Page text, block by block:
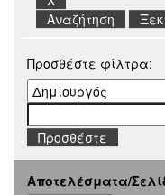
Προσθέστε φίλτρα:
Αποτελέσματα/